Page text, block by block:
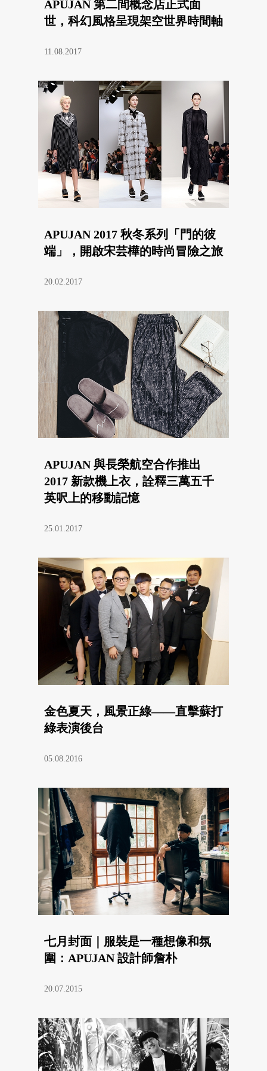
APUJAN 第二間概念店正式面
世，科幻風格呈現架空世界時間軸
11.08.2017
APUJAN 2017 秋冬系列「門的彼
端」，開啟宋芸樺的時尚冒險之旅
20.02.2017
APUJAN 與長榮航空合作推出
2017 新款機上衣，詮釋三萬五千
英呎上的移動記憶
25.01.2017
金色夏天，風景正綠——直擊蘇打
綠表演後台
05.08.2016
七月封面｜服裝是一種想像和氛
圍：APUJAN 設計師詹朴
20.07.2015